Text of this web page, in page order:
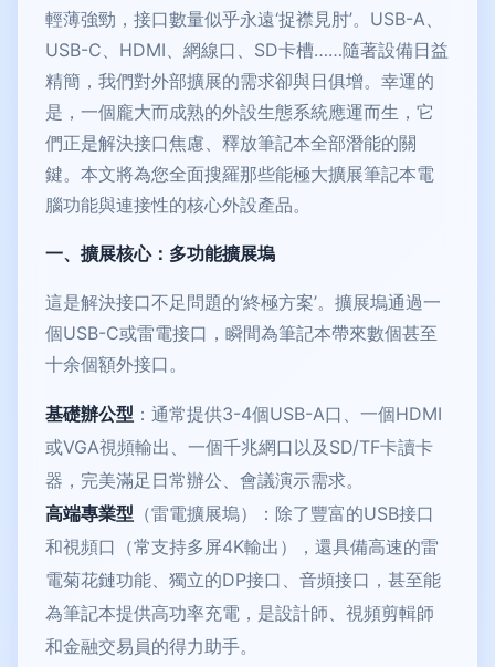
輕薄強勁，接口數量似乎永遠‘捉襟見肘’。USB-A、
USB-C、HDMI、網線口、SD卡槽……隨著設備日益
精簡，我們對外部擴展的需求卻與日俱增。幸運的
是，一個龐大而成熟的外設生態系統應運而生，它
們正是解決接口焦慮、釋放筆記本全部潛能的關
鍵。本文將為您全面搜羅那些能極大擴展筆記本電
腦功能與連接性的核心外設產品。
一、擴展核心：多功能擴展塢
這是解決接口不足問題的‘終極方案’。擴展塢通過一
個USB-C或雷電接口，瞬間為筆記本帶來數個甚至
十余個額外接口。
基礎辦公型 ：通常提供3-4個USB-A口、一個HDMI
或VGA視頻輸出、一個千兆網口以及SD/TF卡讀卡
器，完美滿足日常辦公、會議演示需求。
高端專業型 （雷電擴展塢）：除了豐富的USB接口
和視頻口（常支持多屏4K輸出），還具備高速的雷
電菊花鏈功能、獨立的DP接口、音頻接口，甚至能
為筆記本提供高功率充電，是設計師、視頻剪輯師
和金融交易員的得力助手。